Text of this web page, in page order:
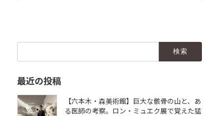
最近の投稿
【六本木・森美術館】巨大な骸骨の山と、あ
る医師の考察。ロン・ミュエク展で覚えた猛